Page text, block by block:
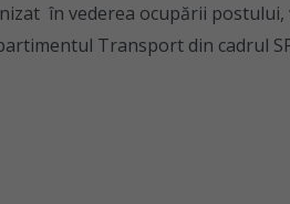
în vederea ocupării
Transport din cadrul